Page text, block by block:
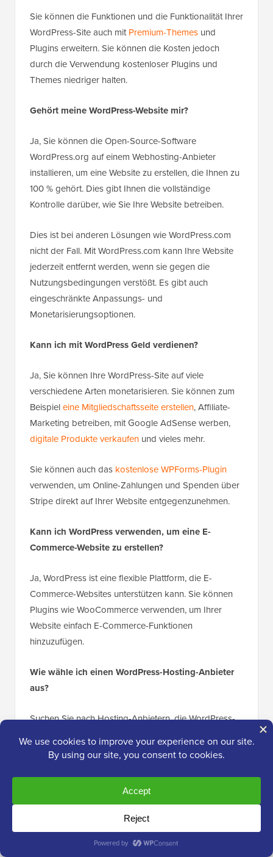
Sie können die Funktionen und die Funktionalität Ihrer
WordPress-Site auch mitPremium-Themes und
Plugins erweitern. Sie können die Kosten jedoch
durch die Verwendung kostenloser Plugins und
Themes niedriger halten.
Gehört meine WordPress-Website mir?
Ja, Sie können die Open-Source-Software
WordPress.org auf einem Webhosting-Anbieter
installieren, um eine Website zu erstellen, die Ihnen zu
100 % gehört. Dies gibt Ihnen die vollständige
Kontrolle darüber, wie Sie Ihre Website betreiben.
Dies ist bei anderen Lösungen wie WordPress.com
nicht der Fall. Mit WordPress.com kann Ihre Website
jederzeit entfernt werden, wenn sie gegen die
Nutzungsbedingungen verstößt. Es gibt auch
eingeschränkte Anpassungs- und
Monetarisierungsoptionen.
Kann ich mit WordPress Geld verdienen?
Ja, Sie können Ihre WordPress-Site auf viele
verschiedene Arten monetarisieren. Sie können zum
Beispieleine Mitgliedschaftsseite erstellen, Affiliate-
Marketing betreiben, mit Google AdSense werben,
digitale Produkte verkaufen und vieles mehr.
Sie können auch das kostenlose WPForms-Plugin
verwenden, um Online-Zahlungen und Spenden über
Stripe direkt auf Ihrer Website entgegenzunehmen.
Kann ich WordPress verwenden, um eine E-
Commerce-Website zu erstellen?
Ja, WordPress ist eine flexible Plattform, die E-
Commerce-Websites unterstützen kann. Sie können
Plugins wie WooCommerce verwenden, um Ihrer
Website einfach E-Commerce-Funktionen
hinzuzufügen.
Wie wähle ich einen WordPress-Hosting-Anbieter
aus?
Suchen Sie nach Hosting-Anbietern, die WordPress-
Installation, zuverlässigen Kundensupport, die
empfehlen wir dringend Dienste wie Bluehost und
Weitere Informationen finden Sie in unserem Leitfaden